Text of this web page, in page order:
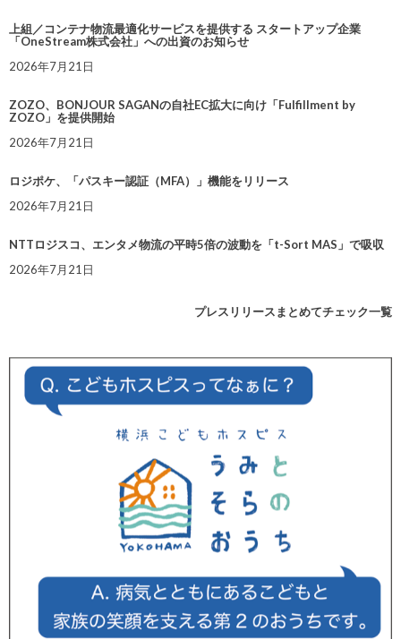
上組／コンテナ物流最適化サービスを提供する スタートアップ企業
「OneStream株式会社」への出資のお知らせ
2026年7月21日
ZOZO、BONJOUR SAGANの自社EC拡大に向け「Fulfillment by
ZOZO」を提供開始
2026年7月21日
ロジポケ、「パスキー認証（MFA）」機能をリリース
2026年7月21日
NTTロジスコ、エンタメ物流の平時5倍の波動を「t-Sort MAS」で吸収
2026年7月21日
プレスリリースまとめてチェック一覧